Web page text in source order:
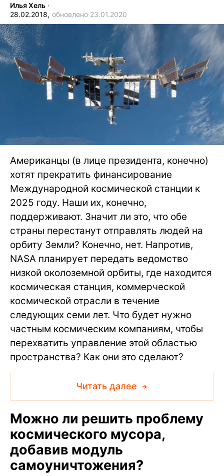
Илья Хель ∙
28.02.2018, обновлено 23.01.2020
Американцы (в лице президента, конечно)
хотят прекратить финансирование
Международной космической станции к
2025 году. Наши их, конечно,
поддерживают. Значит ли это, что обе
страны перестанут отправлять людей на
орбиту Земли? Конечно, нет. Напротив,
NASA планирует передать ведомство
низкой околоземной орбиты, где находится
космическая станция, коммерческой
космической отрасли в течение
следующих семи лет. Что будет нужно
частным космическим компаниям, чтобы
перехватить управление этой областью
пространства? Как они это сделают?
Читать далее
Можно ли решить проблему
космического мусора,
добавив модуль
самоуничтожения?